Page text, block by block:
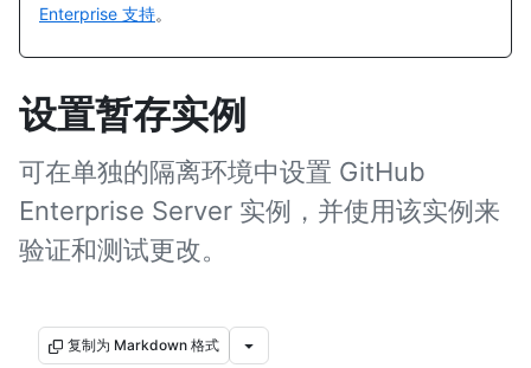
Enterprise 支持。
设置暂存实例
可在单独的隔离环境中设置 GitHub
Enterprise Server 实例，并使用该实例来
验证和测试更改。
复制为 Markdown 格式